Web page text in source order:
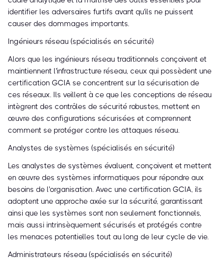
identifier les adversaires furtifs avant qu'ils ne puissent
causer des dommages importants.
Ingénieurs réseau (spécialisés en sécurité)
Alors que les ingénieurs réseau traditionnels conçoivent et
maintiennent l'infrastructure réseau, ceux qui possèdent une
certification GCIA se concentrent sur la sécurisation de
ces réseaux. Ils veillent à ce que les conceptions de réseau
intègrent des contrôles de sécurité robustes, mettent en
œuvre des configurations sécurisées et comprennent
comment se protéger contre les attaques réseau.
Analystes de systèmes (spécialisés en sécurité)
Les analystes de systèmes évaluent, conçoivent et mettent
en œuvre des systèmes informatiques pour répondre aux
besoins de l'organisation. Avec une certification GCIA, ils
adoptent une approche axée sur la sécurité, garantissant
ainsi que les systèmes sont non seulement fonctionnels,
mais aussi intrinsèquement sécurisés et protégés contre
les menaces potentielles tout au long de leur cycle de vie.
Administrateurs réseau (spécialisés en sécurité)